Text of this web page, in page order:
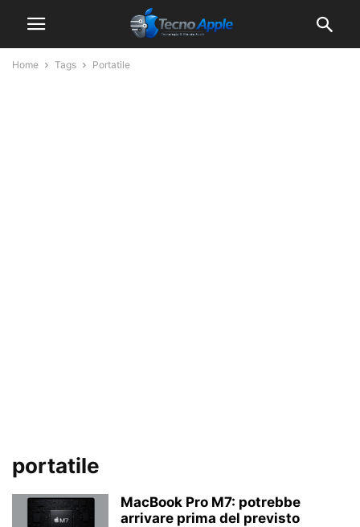
Home Tags Portatile
portatile
MacBook Pro M7: potrebbe
arrivare prima del previsto